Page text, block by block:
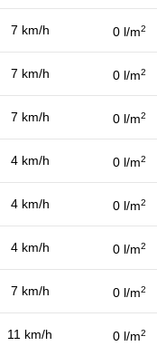
7 km/h 0 l/m2
7 km/h 0 l/m2
7 km/h 0 l/m2
4 km/h 0 l/m2
4 km/h 0 l/m2
4 km/h 0 l/m2
7 km/h 0 l/m2
11 km/h 0 l/m2